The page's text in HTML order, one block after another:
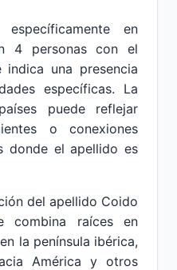
en
4 personas con el
una presencia
específicas. La
puede reflejar
o conexiones
donde el apellido es
del apellido Coido
combina raíces en
la península ibérica,
América y otros